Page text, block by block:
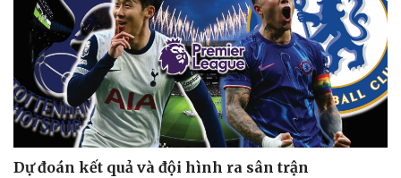
Dinh dưỡng - món ngon
Cây thuốc
Sản phụ khoa
Nhi khoa
Nam khoa
Làm đẹp - giảm cân
Phòng mạch online
Ăn sạch sống khỏe
Nhà đẹp
Blog
Tình yêu - Gia đình
Dự đoán kết quả và đội hình ra sân trận